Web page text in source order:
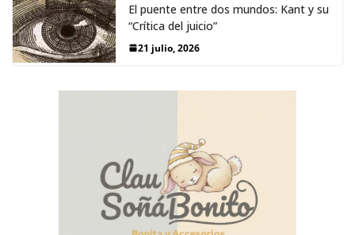
El puente entre dos mundos: Kant y su
“Crítica del juicio”
21 julio, 2026